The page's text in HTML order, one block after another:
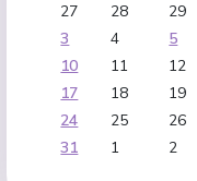
27
28 29
3
4 5
10
11 12
17
18 19
24
25 26
31
1 2